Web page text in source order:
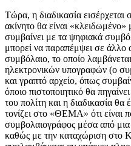
Τώρα, η διαδικασία
ακίνητο θα είναι
συμβαίνει με τα ψηφιακά
μπορεί να παραπέμψει σε άλλο
συμβόλαιο, το οποίο
ηλεκτρονικών υπογραφών (ο
και γραπτό αρχείο, όπως
όποιο πιστοποιητικό θα
του πολίτη και η διαδικασία
τονίζει στο «ΘΕΜΑ» ότι είναι
συμβολαιογράφος μέσα από μια
καθώς με την καταχώριση στο